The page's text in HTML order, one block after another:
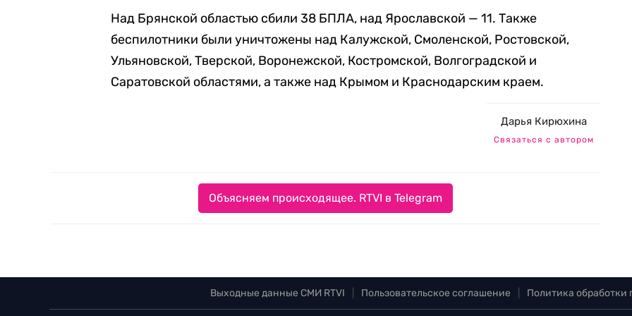
Над Брянской областью сбили 38 БПЛА, над Ярославской — 11. Также
беспилотники были уничтожены над Калужской, Смоленской, Ростовской,
Ульяновской, Тверской, Воронежской, Костромской, Волгоградской и
Саратовской областями, а также над Крымом и Краснодарским краем.
Дарья Кирюхина
Связаться с автором
Объясняем происходящее. RTVI в Telegram
Выходные данные СМИ RTVI Пользовательское соглашение Политика